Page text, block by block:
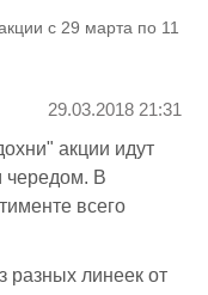
с 29 марта по 11
29.03.2018 21:31
акции идут
чередом. В
всего
разных линеек от